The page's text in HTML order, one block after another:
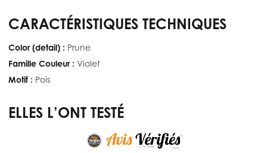
CARACTÉRISTIQUES TECHNIQUES
Color (detail) : Prune
Famille Couleur : Violet
Motif : Pois
ELLES L’ONT TESTÉ